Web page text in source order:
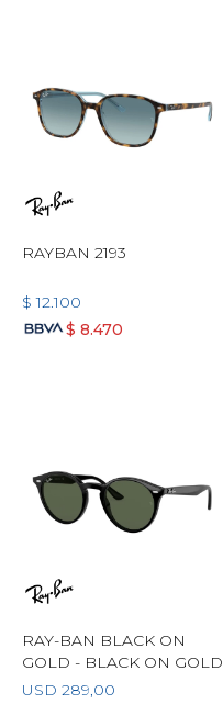
RAYBAN 2193
$ 12.100
$ 8.470
RAY-BAN BLACK ON
GOLD - BLACK ON GOLD
USD 289,00